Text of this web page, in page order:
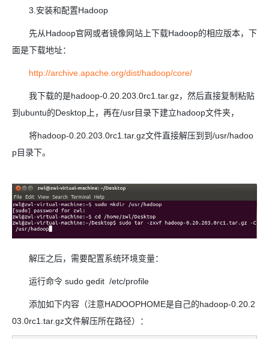
3.安装和配置Hadoop
先从Hadoop官网或者镜像网站上下载Hadoop的相应版本，下
面是下载地址：
http://archive.apache.org/dist/hadoop/core/
我下载的是hadoop-0.20.203.0rc1.tar.gz，然后直接复制粘贴
到ubuntu的Desktop上，再在/usr目录下建立hadoop文件夹，
将hadoop-0.20.203.0rc1.tar.gz文件直接解压到到/usr/hadoo
p目录下。
解压之后，需要配置系统环境变量：
运行命令 sudo gedit /etc/profile
添加如下内容（注意HADOOPHOME是自己的hadoop-0.20.2
03.0rc1.tar.gz文件解压所在路径）：